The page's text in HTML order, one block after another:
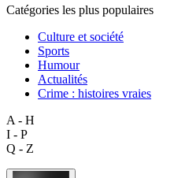
Catégories les plus populaires
Culture et société
Sports
Humour
Actualités
Crime : histoires vraies
A - H
I - P
Q - Z